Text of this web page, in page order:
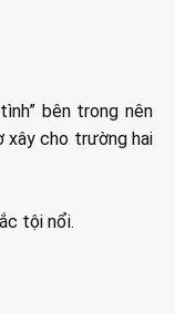
bên trong nên
xây cho trường hai
tội nổi.